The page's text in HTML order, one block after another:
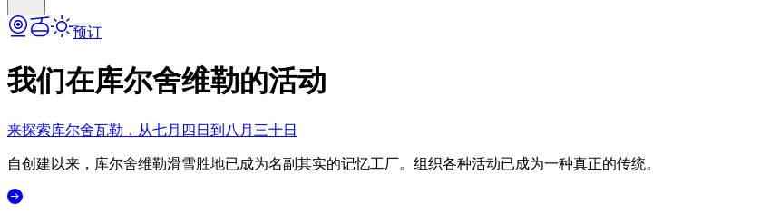
预订
我们在库尔舍维勒的活动
来探索库尔舍瓦勒，从七月四日到八月三十日
自创建以来，库尔舍维勒滑雪胜地已成为名副其实的记忆工厂。组织各种活动已成为一种真正的传统。